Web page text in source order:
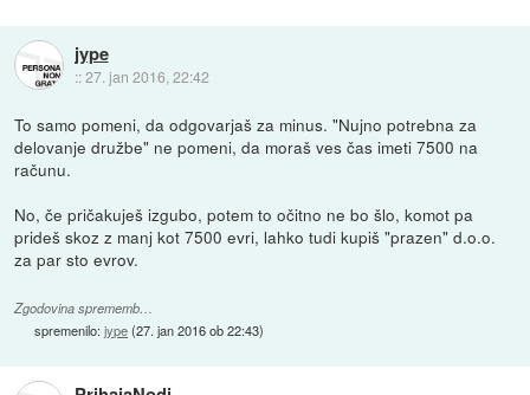
jype
::27. jan 2016, 22:42
To samo pomeni, da odgovarjaš za minus. "Nujno potrebna za
delovanje družbe" ne pomeni, da moraš ves čas imeti 7500 na
računu.
No, če pričakuješ izgubo, potem to očitno ne bo šlo, komot pa
prideš skoz z manj kot 7500 evri, lahko tudi kupiš "prazen" d.o.o.
za par sto evrov.
Zgodovina sprememb…
spremenilo:jype(27. jan 2016 ob 22:43)